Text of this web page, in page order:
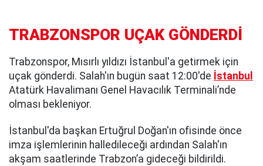
TRABZONSPOR UÇAK GÖNDERDİ
Trabzonspor, Mısırlı yıldızı İstanbul'a getirmek için
uçak gönderdi. Salah'ın bugün saat 12:00'de İstanbul
Atatürk Havalimanı Genel Havacılık Terminali’nde
olması bekleniyor.
İstanbul'da başkan Ertuğrul Doğan'ın ofisinde önce
imza işlemlerinin halledileceği ardından Salah'ın
akşam saatlerinde Trabzon’a gideceği bildirildi.